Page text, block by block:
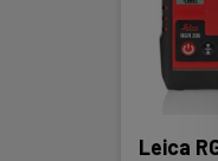
Leica